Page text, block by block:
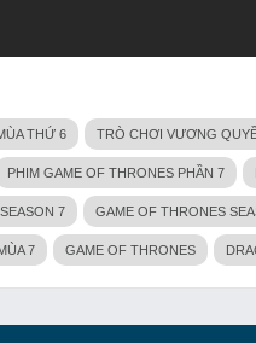
THỨ 6 TRÒ CHƠI VƯƠNG
PHIM GAME OF THRONES PHẦN 7
7 GAME OF THRONES
7 GAME OF THRONES